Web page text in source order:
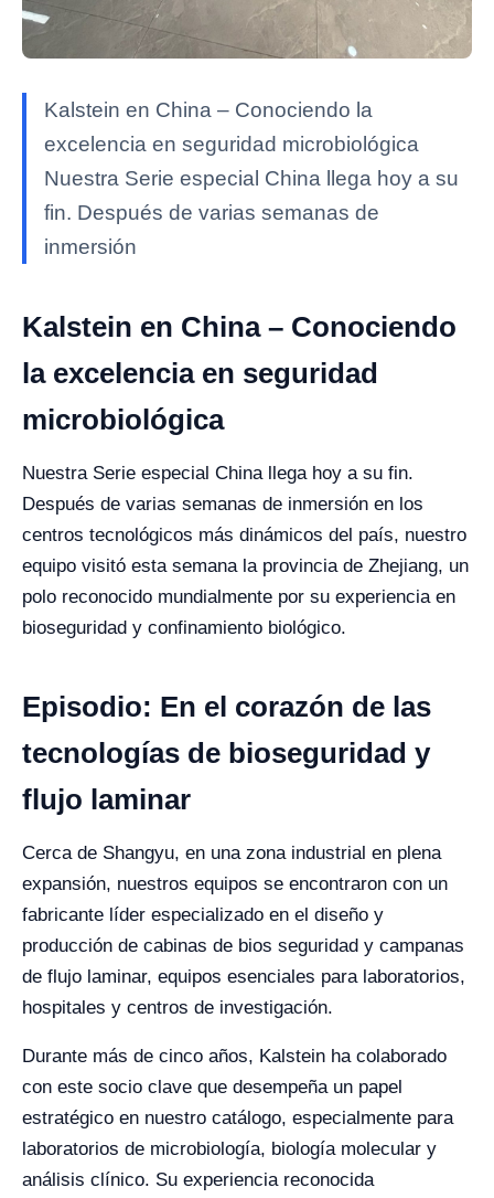
Kalstein en China – Conociendo la
excelencia en seguridad microbiológica
Nuestra Serie especial China llega hoy a su
fin. Después de varias semanas de
inmersión
Kalstein en China – Conociendo
la excelencia en seguridad
microbiológica
Nuestra Serie especial China llega hoy a su fin.
Después de varias semanas de inmersión en los
centros tecnológicos más dinámicos del país, nuestro
equipo visitó esta semana la provincia de Zhejiang, un
polo reconocido mundialmente por su experiencia en
bioseguridad y confinamiento biológico.
Episodio: En el corazón de las
tecnologías de bioseguridad y
flujo laminar
Cerca de Shangyu, en una zona industrial en plena
expansión, nuestros equipos se encontraron con un
fabricante líder especializado en el diseño y
producción de cabinas de bios seguridad y campanas
de flujo laminar, equipos esenciales para laboratorios,
hospitales y centros de investigación.
Durante más de cinco años, Kalstein ha colaborado
con este socio clave que desempeña un papel
estratégico en nuestro catálogo, especialmente para
laboratorios de microbiología, biología molecular y
análisis clínico. Su experiencia reconocida